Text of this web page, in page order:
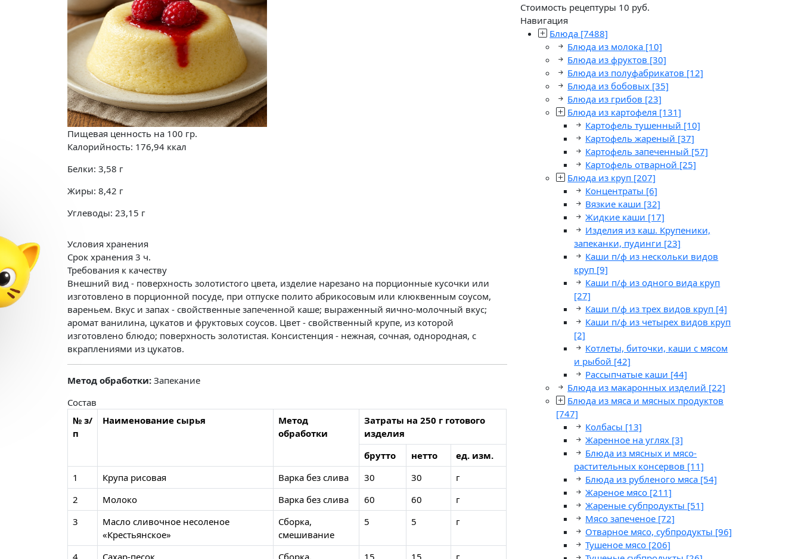
Стоимость рецептуры 10 руб.
Навигация
Блюда [7488]
Блюда из молока [10]
Блюда из фруктов [30]
Блюда из полуфабрикатов [12]
Блюда из бобовых [35]
Блюда из грибов [23]
Блюда из картофеля [131]
Картофель тушенный [10]
Картофель жареный [37]
Картофель запеченный [57]
Картофель отварной [25]
Блюда из круп [207]
Концентраты [6]
Вязкие каши [32]
Жидкие каши [17]
Изделия из каш. Крупеники,
запеканки, пудинги [23]
Каши п/ф из нескольки видов
круп [9]
Каши п/ф из одного вида круп
[27]
Каши п/ф из трех видов круп [4]
Каши п/ф из четырех видов круп
[2]
Котлеты, биточки, каши с мясом
и рыбой [42]
Рассыпчатые каши [44]
Блюда из макаронных изделий [22]
Блюда из мяса и мясных продуктов
[747]
Колбасы [13]
Жаренное на углях [3]
Блюда из мясных и мясо-
растительных консервов [11]
Блюда из рубленого мяса [54]
Жареное мясо [211]
Жареные субпродукты [51]
Мясо запеченое [72]
Отварное мясо, субпродукты [96]
Тушеное мясо [206]
Пищевая ценность на 100 гр.
Калорийность: 176,94 ккал
Белки: 3,58 г
Жиры: 8,42 г
Углеводы: 23,15 г
Условия хранения
Срок хранения 3 ч.
Требования к качеству
Внешний вид - поверхность золотистого цвета, изделие нарезано на порционные кусочки или
изготовлено в порционной посуде, при отпуске полито абрикосовым или клюквенным соусом,
вареньем. Вкус и запах - свойственные запеченной каше; выраженный яично-молочный вкус;
аромат ванилина, цукатов и фруктовых соусов. Цвет - свойственный крупе, из которой
изготовлено блюдо; поверхность золотистая. Консистенция - нежная, сочная, однородная, с
вкраплениями из цукатов.
Метод обработки: Запекание
Состав
№ з/
п
Наименование сырья
Метод
обработки
Затраты на 250 г готового
изделия
брутто
нетто
ед. изм.
1
Крупа рисовая Варка без слива 30 30
г
2
Молоко Варка без слива 60 60
г
3
Масло сливочное несоленое
«Крестьянское»
Сборка,
смешивание
5 5 г
4 Сахар-песок
Сборка,
15 15 г